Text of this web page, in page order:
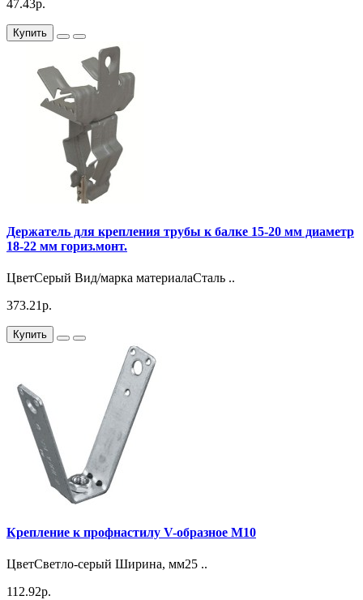
47.43р.
Купить
Держатель для крепления трубы к балке 15-20 мм диаметр
18-22 мм гориз.монт.
ЦветСерый Вид/марка материалаСталь ..
373.21р.
Купить
Крепление к профнастилу V-образное М10
ЦветСветло-серый Ширина, мм25 ..
112.92р.